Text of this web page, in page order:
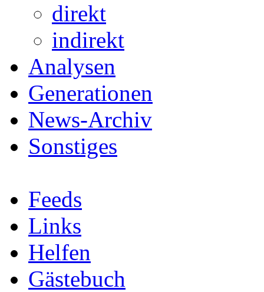
direkt
indirekt
Analysen
Generationen
News-Archiv
Sonstiges
Feeds
Links
Helfen
Gästebuch